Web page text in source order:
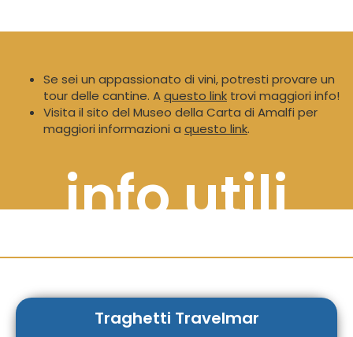
Se sei un appassionato di vini, potresti provare un
tour delle cantine. Aquesto link trovi maggiori info!
Visita il sito del Museo della Carta di Amalfi per
maggiori informazioni a questo link.
info utili
Traghetti Travelmar